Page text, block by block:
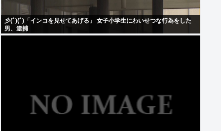
彡(ﾟ)(ﾟ)「インコを見せてあげる」 女子小学生にわいせつな行為をした
男、逮捕